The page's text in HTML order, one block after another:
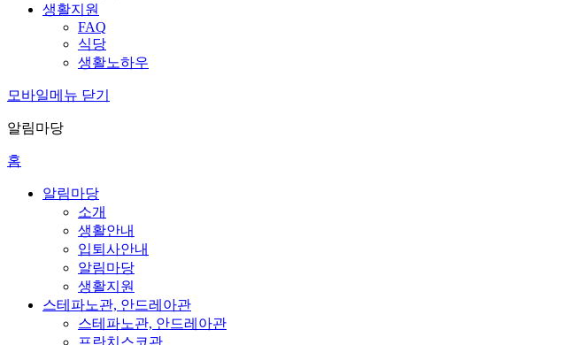
생활지원
FAQ
식당
생활노하우
모바일메뉴 닫기
알림마당
홈
알림마당
소개
생활안내
입퇴사안내
알림마당
생활지원
스테파노관, 안드레아관
스테파노관, 안드레아관
프란치스코관